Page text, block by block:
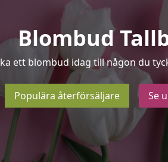
Blombud
ett blombud idag till någon du
Populära återförsäljare Se